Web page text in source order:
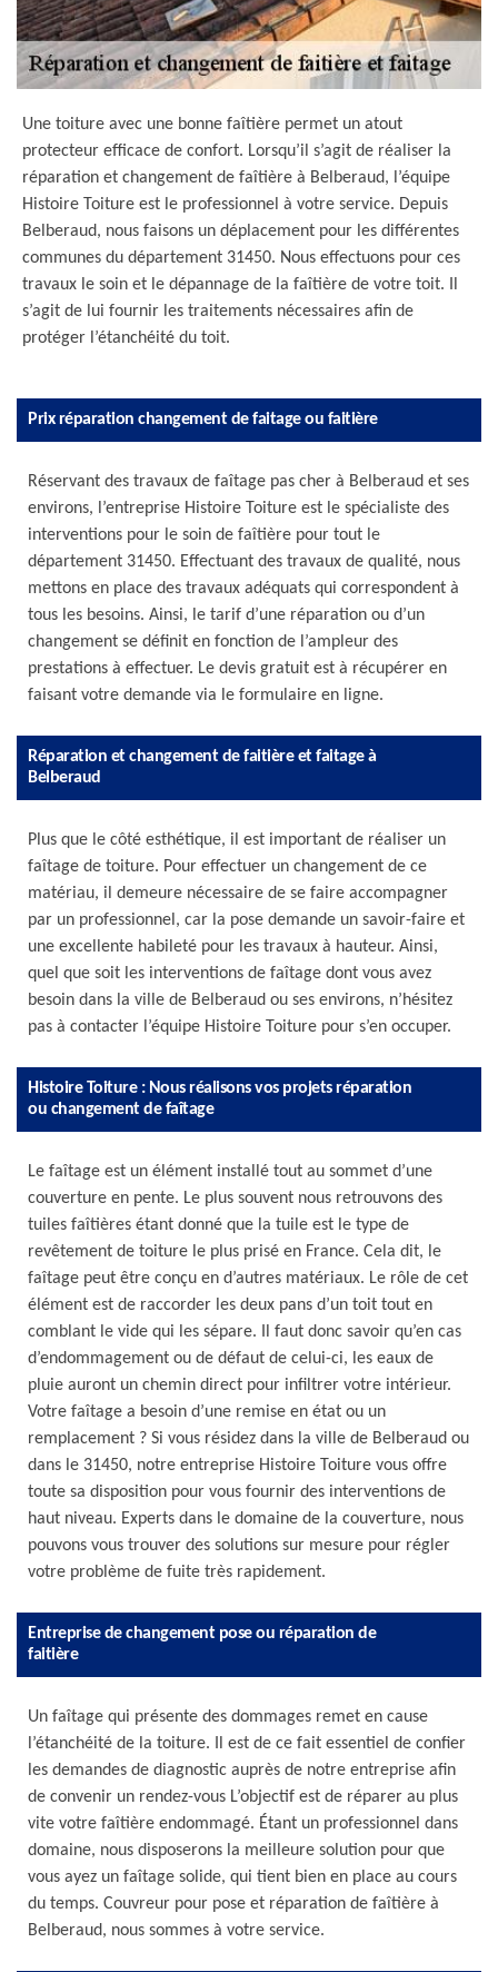
Une toiture avec une bonne faîtière permet un atout
protecteur efficace de confort. Lorsqu’il s’agit de réaliser la
réparation et changement de faîtière à Belberaud, l’équipe
Histoire Toiture est le professionnel à votre service. Depuis
Belberaud, nous faisons un déplacement pour les différentes
communes du département 31450. Nous effectuons pour ces
travaux le soin et le dépannage de la faîtière de votre toit. Il
s’agit de lui fournir les traitements nécessaires afin de
protéger l’étanchéité du toit.
Prix réparation changement de faitage ou faitière
Réservant des travaux de faîtage pas cher à Belberaud et ses
environs, l’entreprise Histoire Toiture est le spécialiste des
interventions pour le soin de faîtière pour tout le
département 31450. Effectuant des travaux de qualité, nous
mettons en place des travaux adéquats qui correspondent à
tous les besoins. Ainsi, le tarif d’une réparation ou d’un
changement se définit en fonction de l’ampleur des
prestations à effectuer. Le devis gratuit est à récupérer en
faisant votre demande via le formulaire en ligne.
Réparation et changement de faitière et faitage à
Belberaud
Plus que le côté esthétique, il est important de réaliser un
faîtage de toiture. Pour effectuer un changement de ce
matériau, il demeure nécessaire de se faire accompagner
par un professionnel, car la pose demande un savoir-faire et
une excellente habileté pour les travaux à hauteur. Ainsi,
quel que soit les interventions de faîtage dont vous avez
besoin dans la ville de Belberaud ou ses environs, n’hésitez
pas à contacter l’équipe Histoire Toiture pour s’en occuper.
Histoire Toiture : Nous réalisons vos projets réparation
ou changement de faîtage
Le faîtage est un élément installé tout au sommet d’une
couverture en pente. Le plus souvent nous retrouvons des
tuiles faîtières étant donné que la tuile est le type de
revêtement de toiture le plus prisé en France. Cela dit, le
faîtage peut être conçu en d’autres matériaux. Le rôle de cet
élément est de raccorder les deux pans d’un toit tout en
comblant le vide qui les sépare. Il faut donc savoir qu’en cas
d’endommagement ou de défaut de celui-ci, les eaux de
pluie auront un chemin direct pour infiltrer votre intérieur.
Votre faîtage a besoin d’une remise en état ou un
remplacement ? Si vous résidez dans la ville de Belberaud ou
dans le 31450, notre entreprise Histoire Toiture vous offre
toute sa disposition pour vous fournir des interventions de
haut niveau. Experts dans le domaine de la couverture, nous
pouvons vous trouver des solutions sur mesure pour régler
votre problème de fuite très rapidement.
Entreprise de changement pose ou réparation de
faitière
Un faîtage qui présente des dommages remet en cause
l’étanchéité de la toiture. Il est de ce fait essentiel de confier
les demandes de diagnostic auprès de notre entreprise afin
de convenir un rendez-vous L’objectif est de réparer au plus
vite votre faîtière endommagé. Étant un professionnel dans
domaine, nous disposerons la meilleure solution pour que
vous ayez un faîtage solide, qui tient bien en place au cours
du temps. Couvreur pour pose et réparation de faîtière à
Belberaud, nous sommes à votre service.